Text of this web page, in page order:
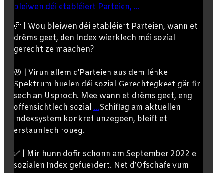
bleiwen déi etabléiert Parteien, ...
🤔 | Wou bleiwen déi etabléiert Parteien, wann et
drëms geet, den Index wierklech méi sozial
gerecht ze maachen?
😠 | Virun allem d’Parteien aus dem lénke
Spektrum huelen déi sozial Gerechtegkeet gär fir
sech an Usproch. Mee wann et drëms geet, eng
offensichtlech sozial ...Schiflag am aktuellen
Indexsystem konkret unzegoen, bleift et
erstaunlech roueg.
✅ | Mir hunn dofir schonn am September 2022 e
sozialen Index gefuerdert. Net d’Ofschafe vum